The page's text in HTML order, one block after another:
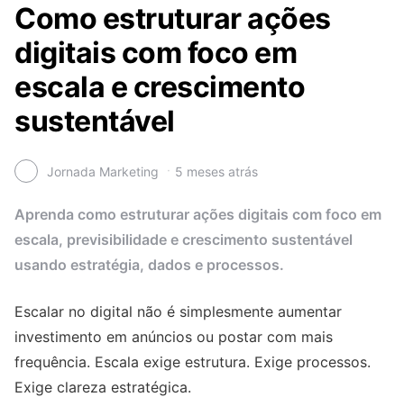
Como estruturar ações
digitais com foco em
escala e crescimento
sustentável
Jornada Marketing 5 meses atrás
Aprenda como estruturar ações digitais com foco em
escala, previsibilidade e crescimento sustentável
usando estratégia, dados e processos.
Escalar no digital não é simplesmente aumentar
investimento em anúncios ou postar com mais
frequência. Escala exige estrutura. Exige processos.
Exige clareza estratégica.